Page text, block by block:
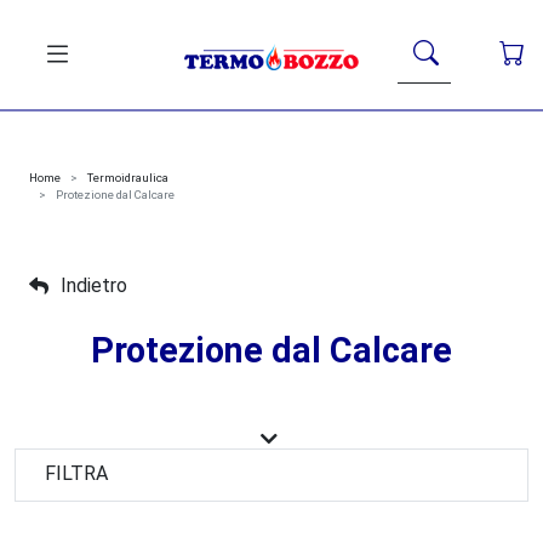
Home
Termoidraulica
Protezione dal Calcare
Indietro
Protezione dal Calcare
impianto termico. Accumuli di incrostazioni e fanghi non
solo danneggiano i componenti interni, ma aumentano
FILTRA